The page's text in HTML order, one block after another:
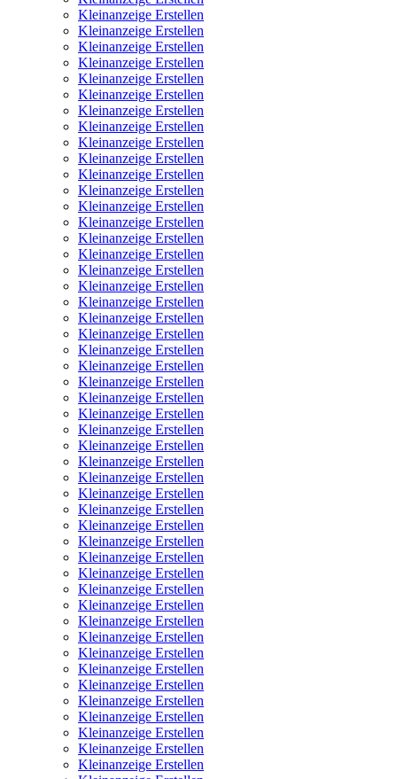
Kleinanzeige Erstellen
Kleinanzeige Erstellen
Kleinanzeige Erstellen
Kleinanzeige Erstellen
Kleinanzeige Erstellen
Kleinanzeige Erstellen
Kleinanzeige Erstellen
Kleinanzeige Erstellen
Kleinanzeige Erstellen
Kleinanzeige Erstellen
Kleinanzeige Erstellen
Kleinanzeige Erstellen
Kleinanzeige Erstellen
Kleinanzeige Erstellen
Kleinanzeige Erstellen
Kleinanzeige Erstellen
Kleinanzeige Erstellen
Kleinanzeige Erstellen
Kleinanzeige Erstellen
Kleinanzeige Erstellen
Kleinanzeige Erstellen
Kleinanzeige Erstellen
Kleinanzeige Erstellen
Kleinanzeige Erstellen
Kleinanzeige Erstellen
Kleinanzeige Erstellen
Kleinanzeige Erstellen
Kleinanzeige Erstellen
Kleinanzeige Erstellen
Kleinanzeige Erstellen
Kleinanzeige Erstellen
Kleinanzeige Erstellen
Kleinanzeige Erstellen
Kleinanzeige Erstellen
Kleinanzeige Erstellen
Kleinanzeige Erstellen
Kleinanzeige Erstellen
Kleinanzeige Erstellen
Kleinanzeige Erstellen
Kleinanzeige Erstellen
Kleinanzeige Erstellen
Kleinanzeige Erstellen
Kleinanzeige Erstellen
Kleinanzeige Erstellen
Kleinanzeige Erstellen
Kleinanzeige Erstellen
Kleinanzeige Erstellen
Kleinanzeige Erstellen